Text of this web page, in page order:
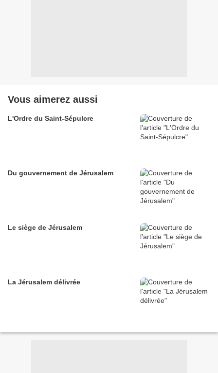
Vous aimerez aussi
L'Ordre du Saint-Sépulcre
Du gouvernement de Jérusalem
Le siège de Jérusalem
La Jérusalem délivrée